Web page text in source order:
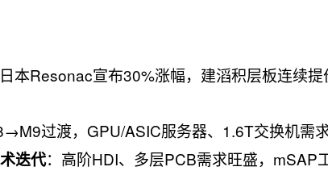
本Resonac宣布30%涨幅，建滔积层板连续
过渡，GPU/ASIC服务器、1.6T交换机需
迭代：高阶HDI、多层PCB需求旺盛，mSAP